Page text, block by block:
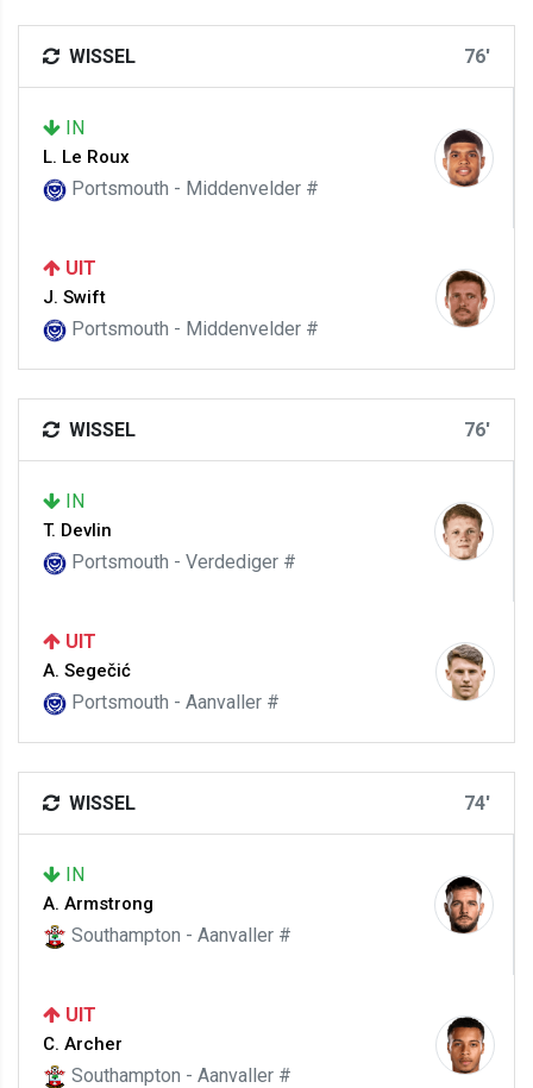
WISSEL 76'
IN
L. Le Roux
Portsmouth - Middenvelder #
UIT
J. Swift
Portsmouth - Middenvelder #
WISSEL 76'
IN
T. Devlin
Portsmouth - Verdediger #
UIT
A. Segečić
Portsmouth - Aanvaller #
WISSEL 74'
IN
A. Armstrong
Southampton - Aanvaller #
UIT
C. Archer
Southampton - Aanvaller #